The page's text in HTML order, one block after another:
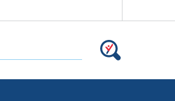
Тражи: